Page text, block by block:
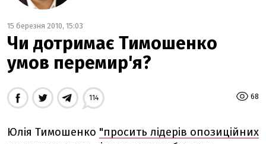
15 березня 2010, 15:03
Чи дотримає Тимошенко
умов перемир'я?
68
114
Юлія Тимошенко "просить лідерів опозиційних